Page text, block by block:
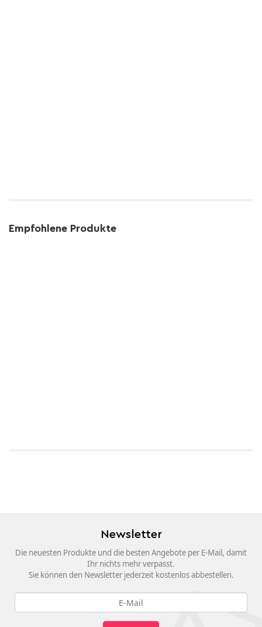
Empfohlene Produkte
Newsletter
Die neuesten Produkte und die besten Angebote per E-Mail, damit
Ihr nichts mehr verpasst.
Sie können den Newsletter jederzeit kostenlos abbestellen.